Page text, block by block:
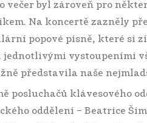
večer byl zároveň pro
Na koncertě zazněly
popové písně, které si
jednotlivými vystoupeními
představila naše
posluchačů klávesového
oddělení – Beatrice